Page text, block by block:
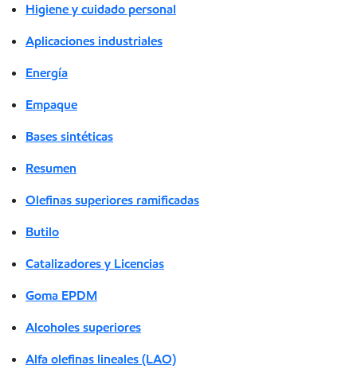
Higiene y cuidado personal
Aplicaciones industriales
Energía
Empaque
Bases sintéticas
Resumen
Olefinas superiores ramificadas
Butilo
Catalizadores y Licencias
Goma EPDM
Alcoholes superiores
Alfa olefinas lineales (LAO)